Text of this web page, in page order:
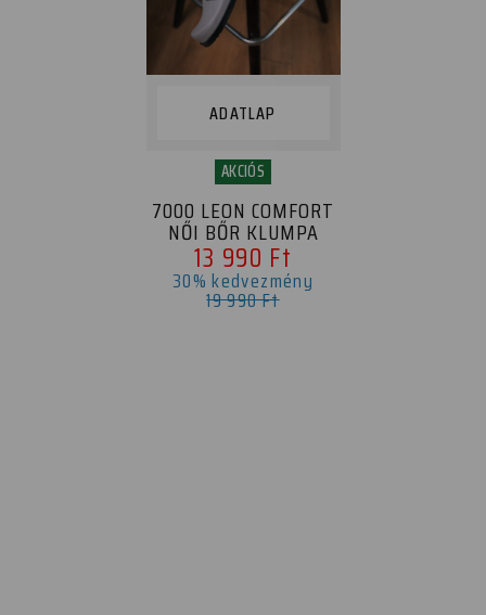
ADATLAP
AKCIÓS
7000 LEON COMFORT
NŐI BŐR KLUMPA
13 990 Ft
30% kedvezmény
19 990 Ft